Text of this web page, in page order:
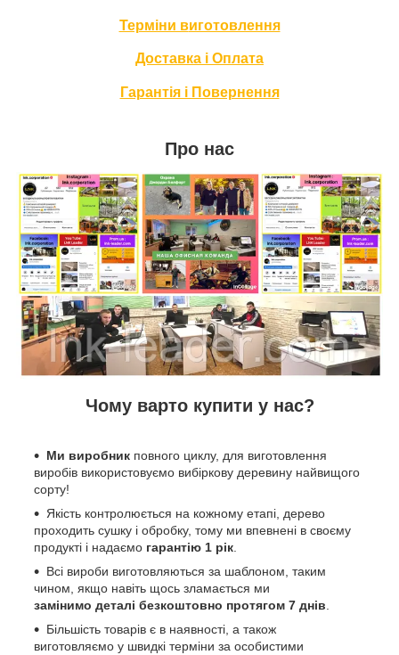
Терміни виготовлення
Доставка і Оплата
Гарантія і Повернення
Про нас
Чому варто купити у нас?
Ми виробник повного циклу, для виготовлення
виробів використовуємо вибіркову деревину найвищого
сорту!
Якість контролюється на кожному етапі, дерево
проходить сушку і обробку, тому ми впевнені в своєму
продукті і надаємо гарантію 1 рік.
Всі вироби виготовляються за шаблоном, таким
чином, якщо навіть щось зламається ми
замінимо деталі безкоштовно протягом 7 днів.
Більшість товарів є в наявності, а також
виготовляємо у швидкі терміни за особистими